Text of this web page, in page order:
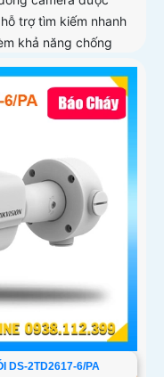
trợ tìm kiếm nhanh
khả năng chống
kép và loa hỗ trợ
DS-2TD2617-6/PA